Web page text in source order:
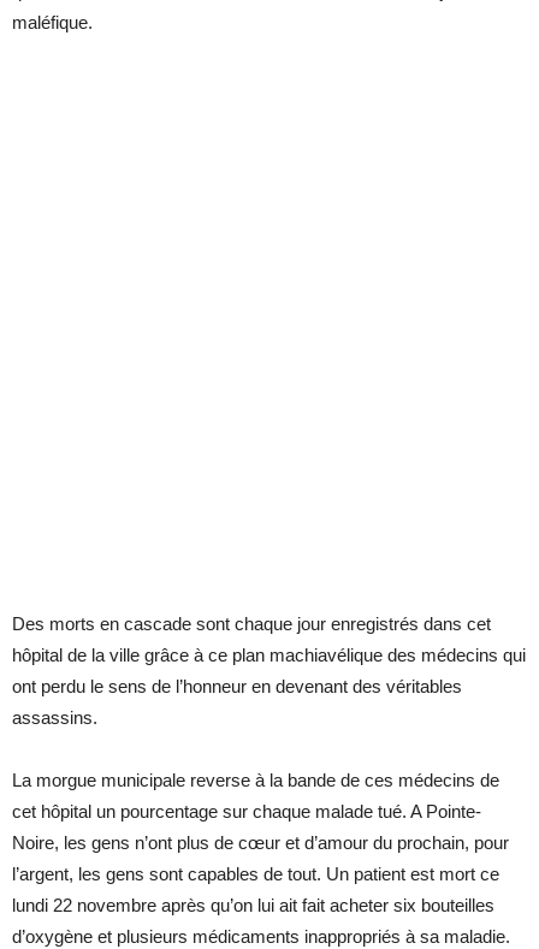
maléfique.
Des morts en cascade sont chaque jour enregistrés dans cet
hôpital de la ville grâce à ce plan machiavélique des médecins qui
ont perdu le sens de l’honneur en devenant des véritables
assassins.
La morgue municipale reverse à la bande de ces médecins de
cet hôpital un pourcentage sur chaque malade tué. A Pointe-
Noire, les gens n’ont plus de cœur et d’amour du prochain, pour
l’argent, les gens sont capables de tout. Un patient est mort ce
lundi 22 novembre après qu’on lui ait fait acheter six bouteilles
d’oxygène et plusieurs médicaments inappropriés à sa maladie.